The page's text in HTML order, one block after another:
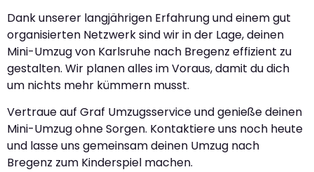
Dank unserer langjährigen Erfahrung und einem gut
organisierten Netzwerk sind wir in der Lage, deinen
Mini-Umzug von Karlsruhe nach Bregenz effizient zu
gestalten. Wir planen alles im Voraus, damit du dich
um nichts mehr kümmern musst.
Vertraue auf Graf Umzugsservice und genieße deinen
Mini-Umzug ohne Sorgen. Kontaktiere uns noch heute
und lasse uns gemeinsam deinen Umzug nach
Bregenz zum Kinderspiel machen.